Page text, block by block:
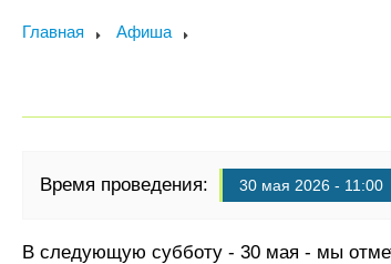
Главная Афиша
Время проведения: 30 мая 2026 - 11:00
В следующую субботу - 30 мая - мы